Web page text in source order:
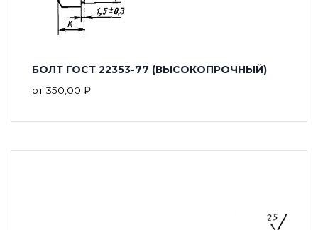
БОЛТ ГОСТ 22353-77 (ВЫСОКОПРОЧНЫЙ)
от 350,00 ₽